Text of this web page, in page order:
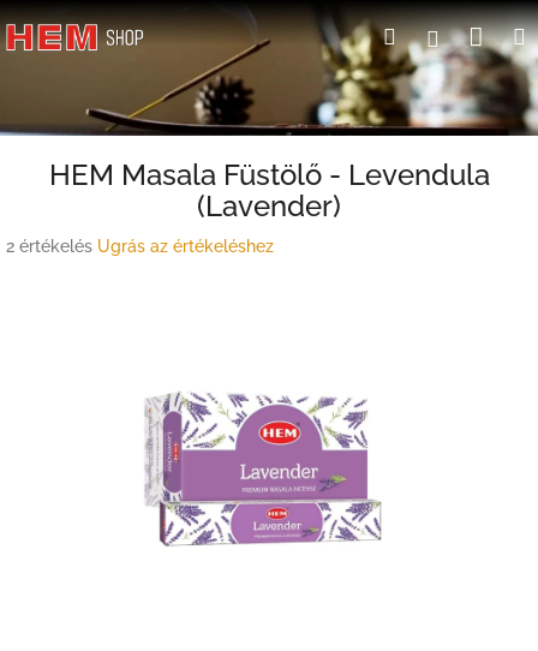
Ugrás
a
Keresés
HEM Masala Füstölő - Levendula
(Lavender)
A
2 értékelés Ugrás az értékeléshez